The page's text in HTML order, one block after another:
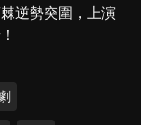
逆勢突圍，上演